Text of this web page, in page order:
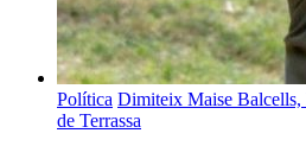
Política Dimiteix Maise Balcells,
de Terrassa